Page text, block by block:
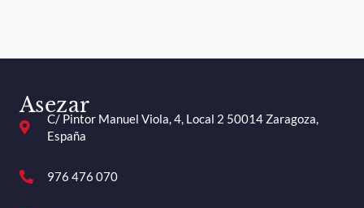
Asezar
C/ Pintor Manuel Viola, 4, Local 2 50014 Zaragoza,
España
976 476 070